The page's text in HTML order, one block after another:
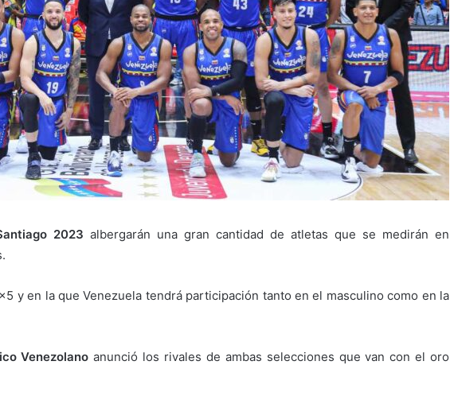
2023 albergarán una gran cantidad de atletas que se medirán en
y en la que Venezuela tendrá participación tanto en el masculino como en la
Venezolano anunció los rivales de ambas selecciones que van con el oro